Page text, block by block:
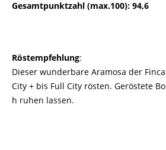
Gesamtpunktzahl (max.100): 94,6
Röstempfehlung:
Dieser wunderbare Aramosa der
City + bis Full City rösten. Geröstete
h ruhen lassen.